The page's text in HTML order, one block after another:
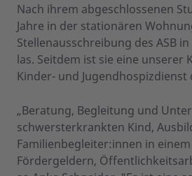
Nach ihrem abgeschlossenen
Jahre in der stationären
Stellenausschreibung des ASB
las. Seitdem ist sie eine
Kinder- und Jugendhospizdienst
„Beratung, Begleitung und
schwersterkrankten Kind,
Familienbegleiter:innen in
Fördergeldern,